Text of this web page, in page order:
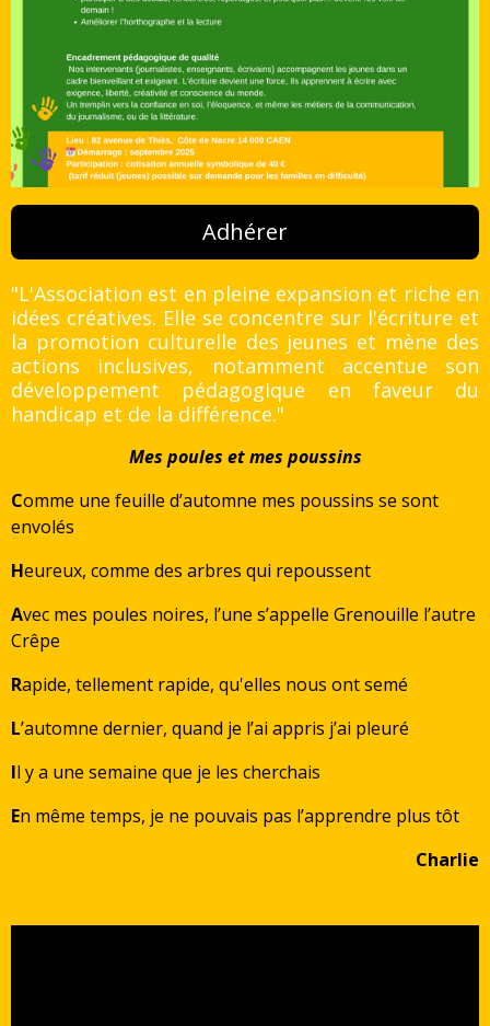
Adhérer
"L'Association est en pleine expansion et riche en
idées créatives. Elle se concentre sur l'écriture et
la promotion culturelle des jeunes et mène des
actions inclusives, notamment accentue son
développement pédagogique en faveur du
handicap et de la différence."
Mes poules et mes poussins
Comme une feuille d’automne mes poussins se sont
envolés
Heureux, comme des arbres qui repoussent
Avec mes poules noires, l’une s’appelle Grenouille l’autre
Crêpe
Rapide, tellement rapide, qu'elles nous ont semé
L’automne dernier, quand je l’ai appris j’ai pleuré
Il y a une semaine que je les cherchais
En même temps, je ne pouvais pas l’apprendre plus tôt
Charlie